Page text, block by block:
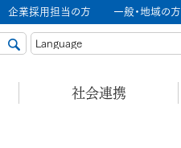
企業採用担当の方 一般・地域の方
社会連携